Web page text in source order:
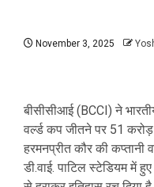
November 3, 2025
बीसीसीआई (BCCI) ने
वर्ल्ड कप जीतने पर 51
हरमनप्रीत कौर की कप्तानी
डी.वाई. पाटिल स्टेडियम में